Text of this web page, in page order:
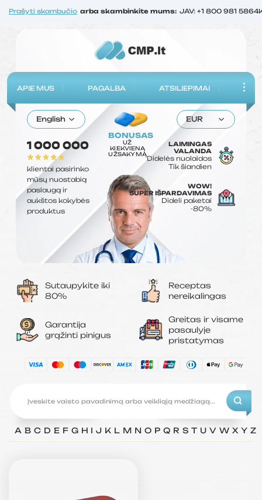
Prašyti skambučio arba skambinkite mums: JAV: +1 800 981 5864
APIE MUS PAGALBA ATSILIEPIMAI
BONUSAS
UŽ
KIEKVIENĄ
UŽSAKYMĄ
English EUR
1 000 000
klientai pasirinko
mūsų nuostabią
paslaugą ir
aukštos kokybės
produktus
LAIMINGAS
VALANDA
Didelės nuolaidos
Tik šiandien
WOW!
SUPER IŠPARDAVIMAS
Dideli paketai
-80%
Sutaupykite iki
80%
Receptas
nereikalingas
Garantija
grąžinti pinigus
Greitas ir visame
pasaulyje
pristatymas
A B C D E F G H I J K L M N O P Q R S T U V W X Y Z